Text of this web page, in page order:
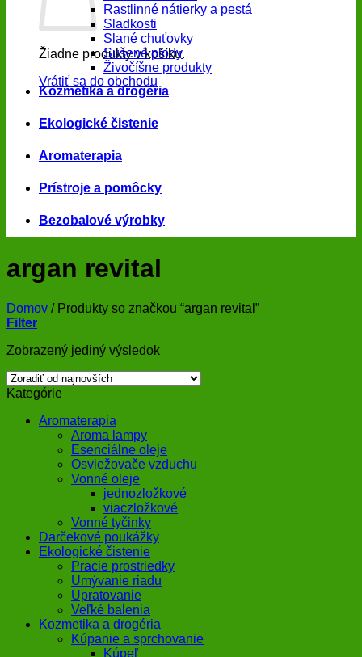
Žiadne produkty v košíku.
Vrátiť sa do obchodu
Rastlinné nátierky a pestá
Sladkosti
Slané chuťovky
Sušené plody
Živočíšne produkty
Kozmetika a drogéria
Ekologické čistenie
Aromaterapia
Prístroje a pomôcky
Bezobalové výrobky
argan revital
Domov /Produkty so značkou “argan revital”
Filter
Zobrazený jediný výsledok
Kategórie
Aromaterapia
Aroma lampy
Esenciálne oleje
Osviežovače vzduchu
Vonné oleje
jednozložkové
viaczložkové
Vonné tyčinky
Darčekové poukážky
Ekologické čistenie
Pracie prostriedky
Umývanie riadu
Upratovanie
Veľké balenia
Kozmetika a drogéria
Kúpanie a sprchovanie
Kúpeľ